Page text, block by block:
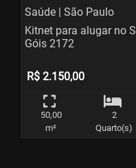
Saúde | São Paulo
Kitnet para alugar no
Góis 2172
R$ 2.150,00
50,00
m²
2
Quarto(s)